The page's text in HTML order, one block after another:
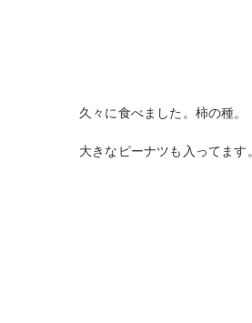
久々に食べました。柿の種。
大きなピーナツも入ってます。